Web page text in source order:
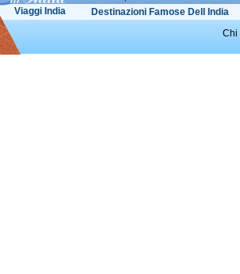
Viaggi India
Destinazioni Famose Dell India
Chi